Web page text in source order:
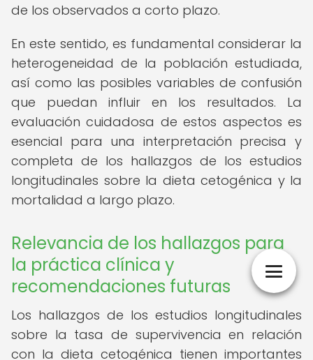
de los observados a corto plazo.
En este sentido, es fundamental considerar la
heterogeneidad de la población estudiada,
así como las posibles variables de confusión
que puedan influir en los resultados. La
evaluación cuidadosa de estos aspectos es
esencial para una interpretación precisa y
completa de los hallazgos de los estudios
longitudinales sobre la dieta cetogénica y la
mortalidad a largo plazo.
Relevancia de los hallazgos para
la práctica clínica y
recomendaciones futuras
Los hallazgos de los estudios longitudinales
sobre la tasa de supervivencia en relación
con la dieta cetogénica tienen importantes